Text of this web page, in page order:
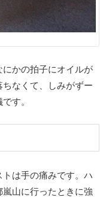
かの拍子にオイルが
なくて、しみがずー
す。
は手の痛みです。ハ
山に行ったときに強